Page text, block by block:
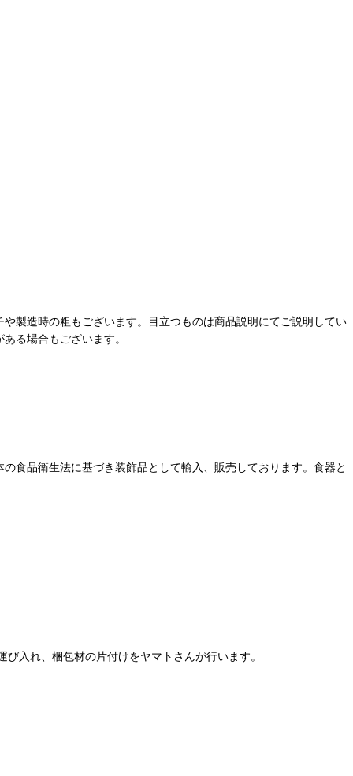
製造時の粗もございます。目立つものは商品説明にてご説明してい
る場合もございます。
食品衛生法に基づき装飾品として輸入、販売しております。食器と
入れ、梱包材の片付けをヤマトさんが行います。